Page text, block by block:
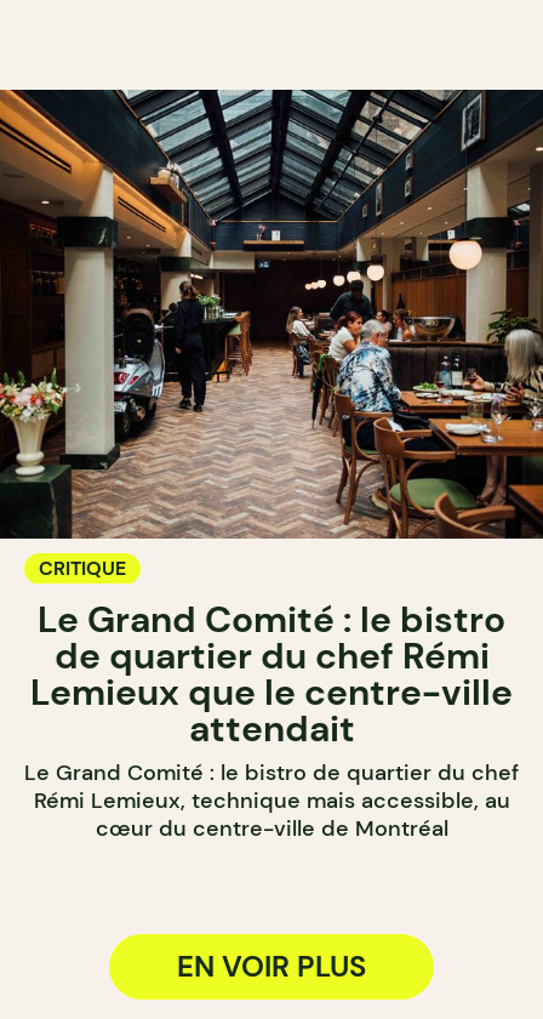
CRITIQUE
Le Grand Comité : le bistro
de quartier du chef Rémi
Lemieux que le centre-ville
attendait
Le Grand Comité : le bistro de quartier du chef
Rémi Lemieux, technique mais accessible, au
cœur du centre-ville de Montréal
EN VOIR PLUS